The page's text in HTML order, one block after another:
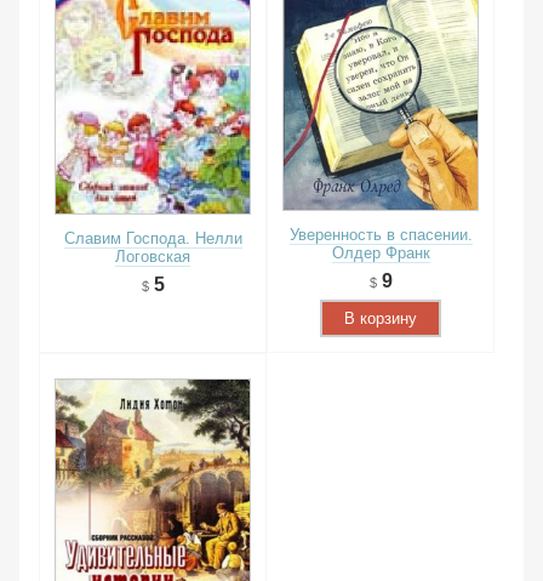
Славим Господа. Нелли
Логовская
5
Уверенность в спасении.
Олдер Франк
9
В корзину